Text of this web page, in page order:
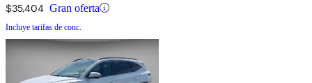
$35,404 Gran oferta
Incluye tarifas de conc.